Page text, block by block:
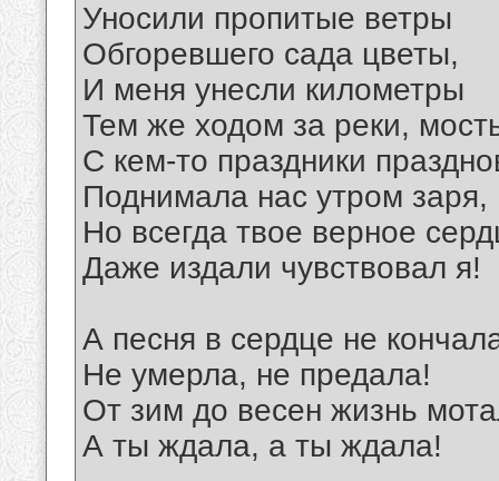
Уносили пропитые ветры
Обгоревшего сада цветы,
И меня унесли километры
Тем же ходом за реки,
С кем-то праздники
Поднимала нас утром заря,
Но всегда твое верное
Даже издали чувствовал я!
А песня в сердце не
Не умерла, не предала!
От зим до весен жизнь
А ты ждала, а ты ждала!